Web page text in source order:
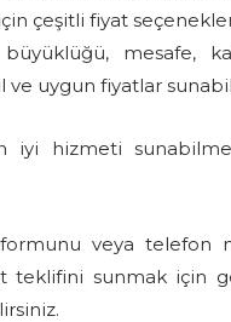
çeşitli fiyat
büyüklüğü,
uygun fiyatlar
iyi hizmeti
veya telefon
sunmak için